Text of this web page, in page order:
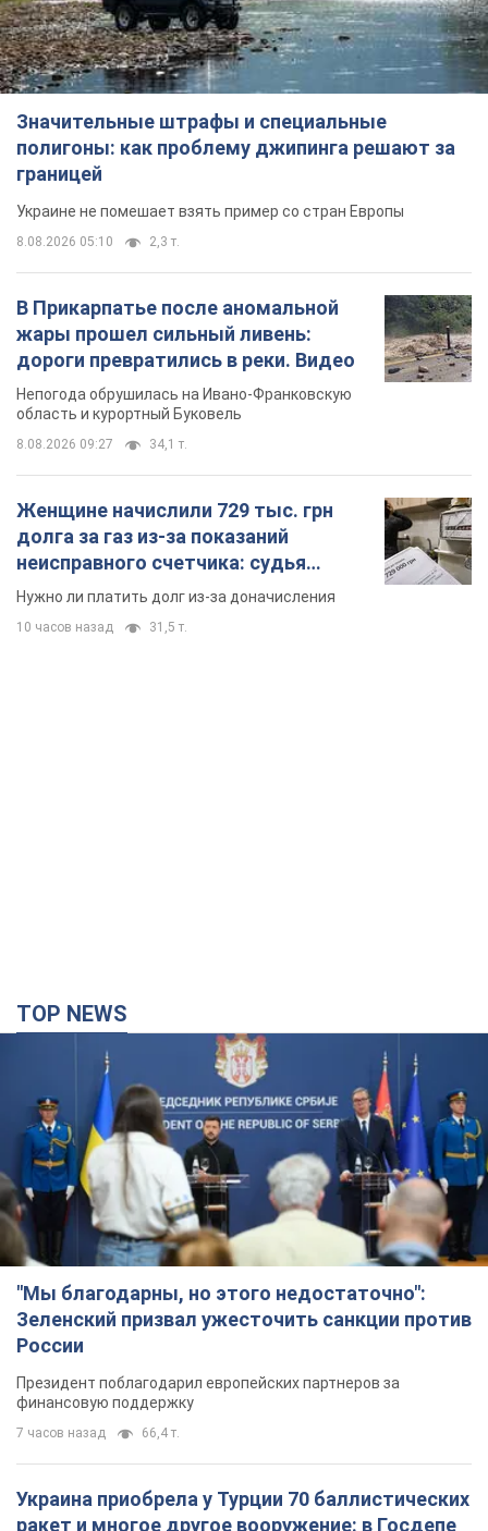
Значительные штрафы и специальные
полигоны: как проблему джипинга решают за
границей
Украине не помешает взять пример со стран Европы
8.08.2026 05:10 2,3 т.
В Прикарпатье после аномальной
жары прошел сильный ливень:
дороги превратились в реки. Видео
Непогода обрушилась на Ивано-Франковскую
область и курортный Буковель
8.08.2026 09:27 34,1 т.
Женщине начислили 729 тыс. грн
долга за газ из-за показаний
неисправного счетчика: судья
вынес неожиданное решение
Нужно ли платить долг из-за доначисления
10 часов назад 31,5 т.
TOP NEWS
"Мы благодарны, но этого недостаточно":
Зеленский призвал ужесточить санкции против
России
Президент поблагодарил европейских партнеров за
финансовую поддержку
7 часов назад 66,4 т.
Украина приобрела у Турции 70 баллистических
ракет и многое другое вооружение: в Госдепе